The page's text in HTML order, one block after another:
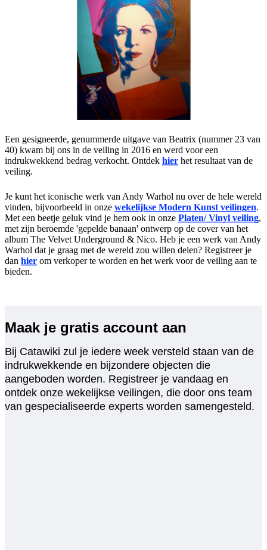
Een gesigneerde, genummerde uitgave van Beatrix (nummer 23 van
40) kwam bij ons in de veiling in 2016 en werd voor een
indrukwekkend bedrag verkocht. Ontdek hier het resultaat van de
veiling.
Je kunt het iconische werk van Andy Warhol nu over de hele wereld
vinden, bijvoorbeeld in onze wekelijkse Modern Kunst veilingen.
Met een beetje geluk vind je hem ook in onze Platen/ Vinyl veiling,
met zijn beroemde 'gepelde banaan' ontwerp op de cover van het
album The Velvet Underground & Nico. Heb je een werk van Andy
Warhol dat je graag met de wereld zou willen delen? Registreer je
dan hier om verkoper te worden en het werk voor de veiling aan te
bieden.
Maak je gratis account aan
Bij Catawiki zul je iedere week versteld staan van de
indrukwekkende en bijzondere objecten die
aangeboden worden. Registreer je vandaag en
ontdek onze wekelijkse veilingen, die door ons team
van gespecialiseerde experts worden samengesteld.